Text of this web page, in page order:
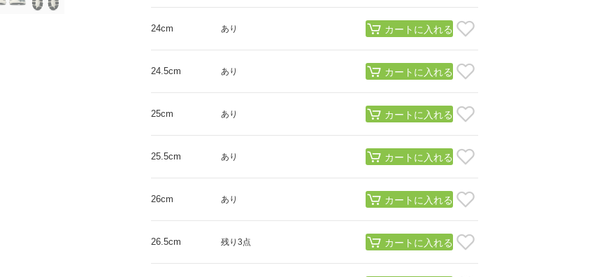
24cm あり カートに入れる
24.5cm あり カートに入れる
25cm あり カートに入れる
25.5cm あり カートに入れる
26cm あり カートに入れる
26.5cm 残り3点 カートに入れる